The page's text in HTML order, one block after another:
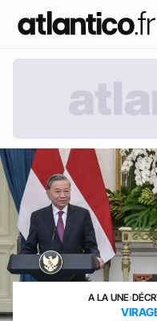
A LA UNE›